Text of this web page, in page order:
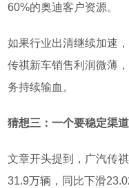
60%的奥迪客户资源。
如果行业出清继续加速
传祺新车销售利润微薄
务持续输血。
猜想三：一个要稳定渠
文章开头提到，广汽传祺
31.9万辆，同比下滑